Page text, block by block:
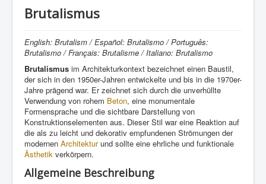
Brutalismus
English: Brutalism / Español: Brutalismo / Português:
Brutalismo / Français: Brutalisme / Italiano: Brutalismo
Brutalismus im Architekturkontext bezeichnet einen Baustil,
der sich in den 1950er-Jahren entwickelte und bis in die 1970er-
Jahre prägend war. Er zeichnet sich durch die unverhüllte
Verwendung von rohem Beton, eine monumentale
Formensprache und die sichtbare Darstellung von
Konstruktionselementen aus. Dieser Stil war eine Reaktion auf
die als zu leicht und dekorativ empfundenen Strömungen der
modernen Architekturund sollte eine ehrliche und funktionale
Ästhetik verkörpern.
Allgemeine Beschreibung